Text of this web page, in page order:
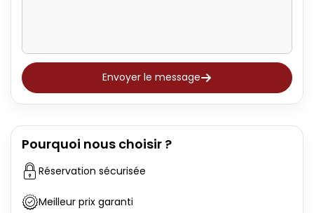
Envoyer le message
Pourquoi nous choisir ?
Réservation sécurisée
Meilleur prix garanti